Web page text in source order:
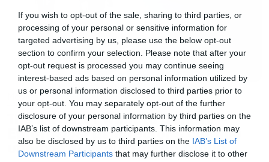
If you wish to opt-out of the sale, sharing to third parties, or
processing of your personal or sensitive information for
targeted advertising by us, please use the below opt-out
section to confirm your selection. Please note that after your
opt-out request is processed you may continue seeing
interest-based ads based on personal information utilized by
us or personal information disclosed to third parties prior to
your opt-out. You may separately opt-out of the further
disclosure of your personal information by third parties on the
IAB’s list of downstream participants. This information may
also be disclosed by us to third parties on the IAB’s List of
Downstream Participants that may further disclose it to other
περισσότερες ιστορίες να πούμε. Αυτό που
πρέπει να δούμε με τη Marvel, δεν είναι
απαραίτητα ο όγκος των ιστοριών που λέμε,
αλλά το πόσες φορές επιστρέφουμε σε
συγκεκριμένους χαρακτήρες. Τα σίκουελ
συνήθως λειτουργούν καλά για εμάς.
Χρειαζόμαστε όμως μία τρίτη ή τέταρτη ταινία
ή ήρθε η ώρα να στραφούμε σε άλλους
χαρακτήρες»ήταν το σχόλιο του, αλλά
Movies
The X-Files: I Want to Believe –
Επιστρέφει με director’s cut που
υπόσχεται περισσότερο τρόμο